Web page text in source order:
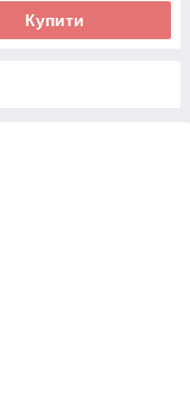
Купити